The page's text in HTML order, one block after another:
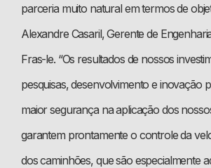
parceria muito natural em termos de
Alexandre Casaril, Gerente de
Fras-le. “Os resultados de nossos
pesquisas, desenvolvimento e inovação
maior segurança na aplicação dos
garantem prontamente o controle da
dos caminhões, que são especialmente